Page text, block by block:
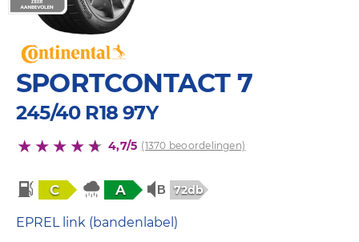
SPORTCONTACT 7
245/40 R18 97Y
4,7/5 (1370 beoordelingen)
C A 72db
EPREL link (bandenlabel)